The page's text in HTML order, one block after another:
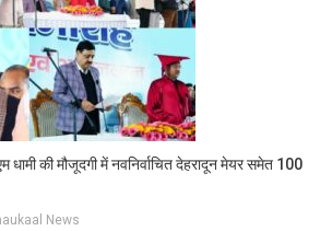
धामी की मौजूदगी में नवनिर्वाचित देहरादून मेयर समेत 100
News